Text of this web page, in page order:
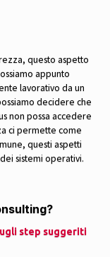
questo aspetto
appunto
lavorativo da un
decidere che
non possa accedere
ci permette come
questi aspetti
sistemi operativi.
step suggeriti